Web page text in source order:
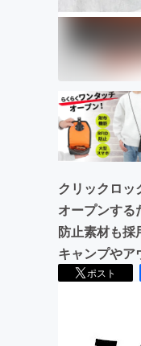
クリックロッ
オープンする
防止素材も採
キャンプやア
ポスト